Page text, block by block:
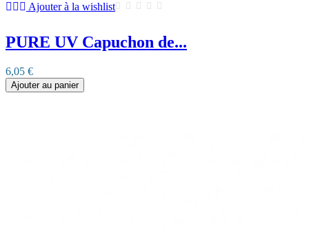
Ajouter à la wishlist
PURE UV Capuchon de...
6,05 €
Ajouter au panier